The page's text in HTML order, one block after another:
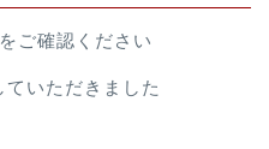
をご確認ください
ていただきました